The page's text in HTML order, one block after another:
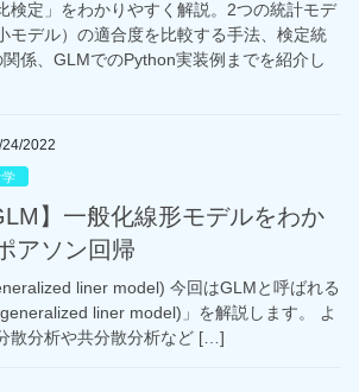
検定」をわかりやすく解説。2つの統計モデ
モデル）の適合度を比較する手法、検定統
係、GLMでのPython実装例までを紹介し
2022
学
】一般化線形モデルをわか
アソン回帰
liner model) 今回はGLMと呼ばれる
liner model)」を解説します。 よ
散分析や共分散分析など […]